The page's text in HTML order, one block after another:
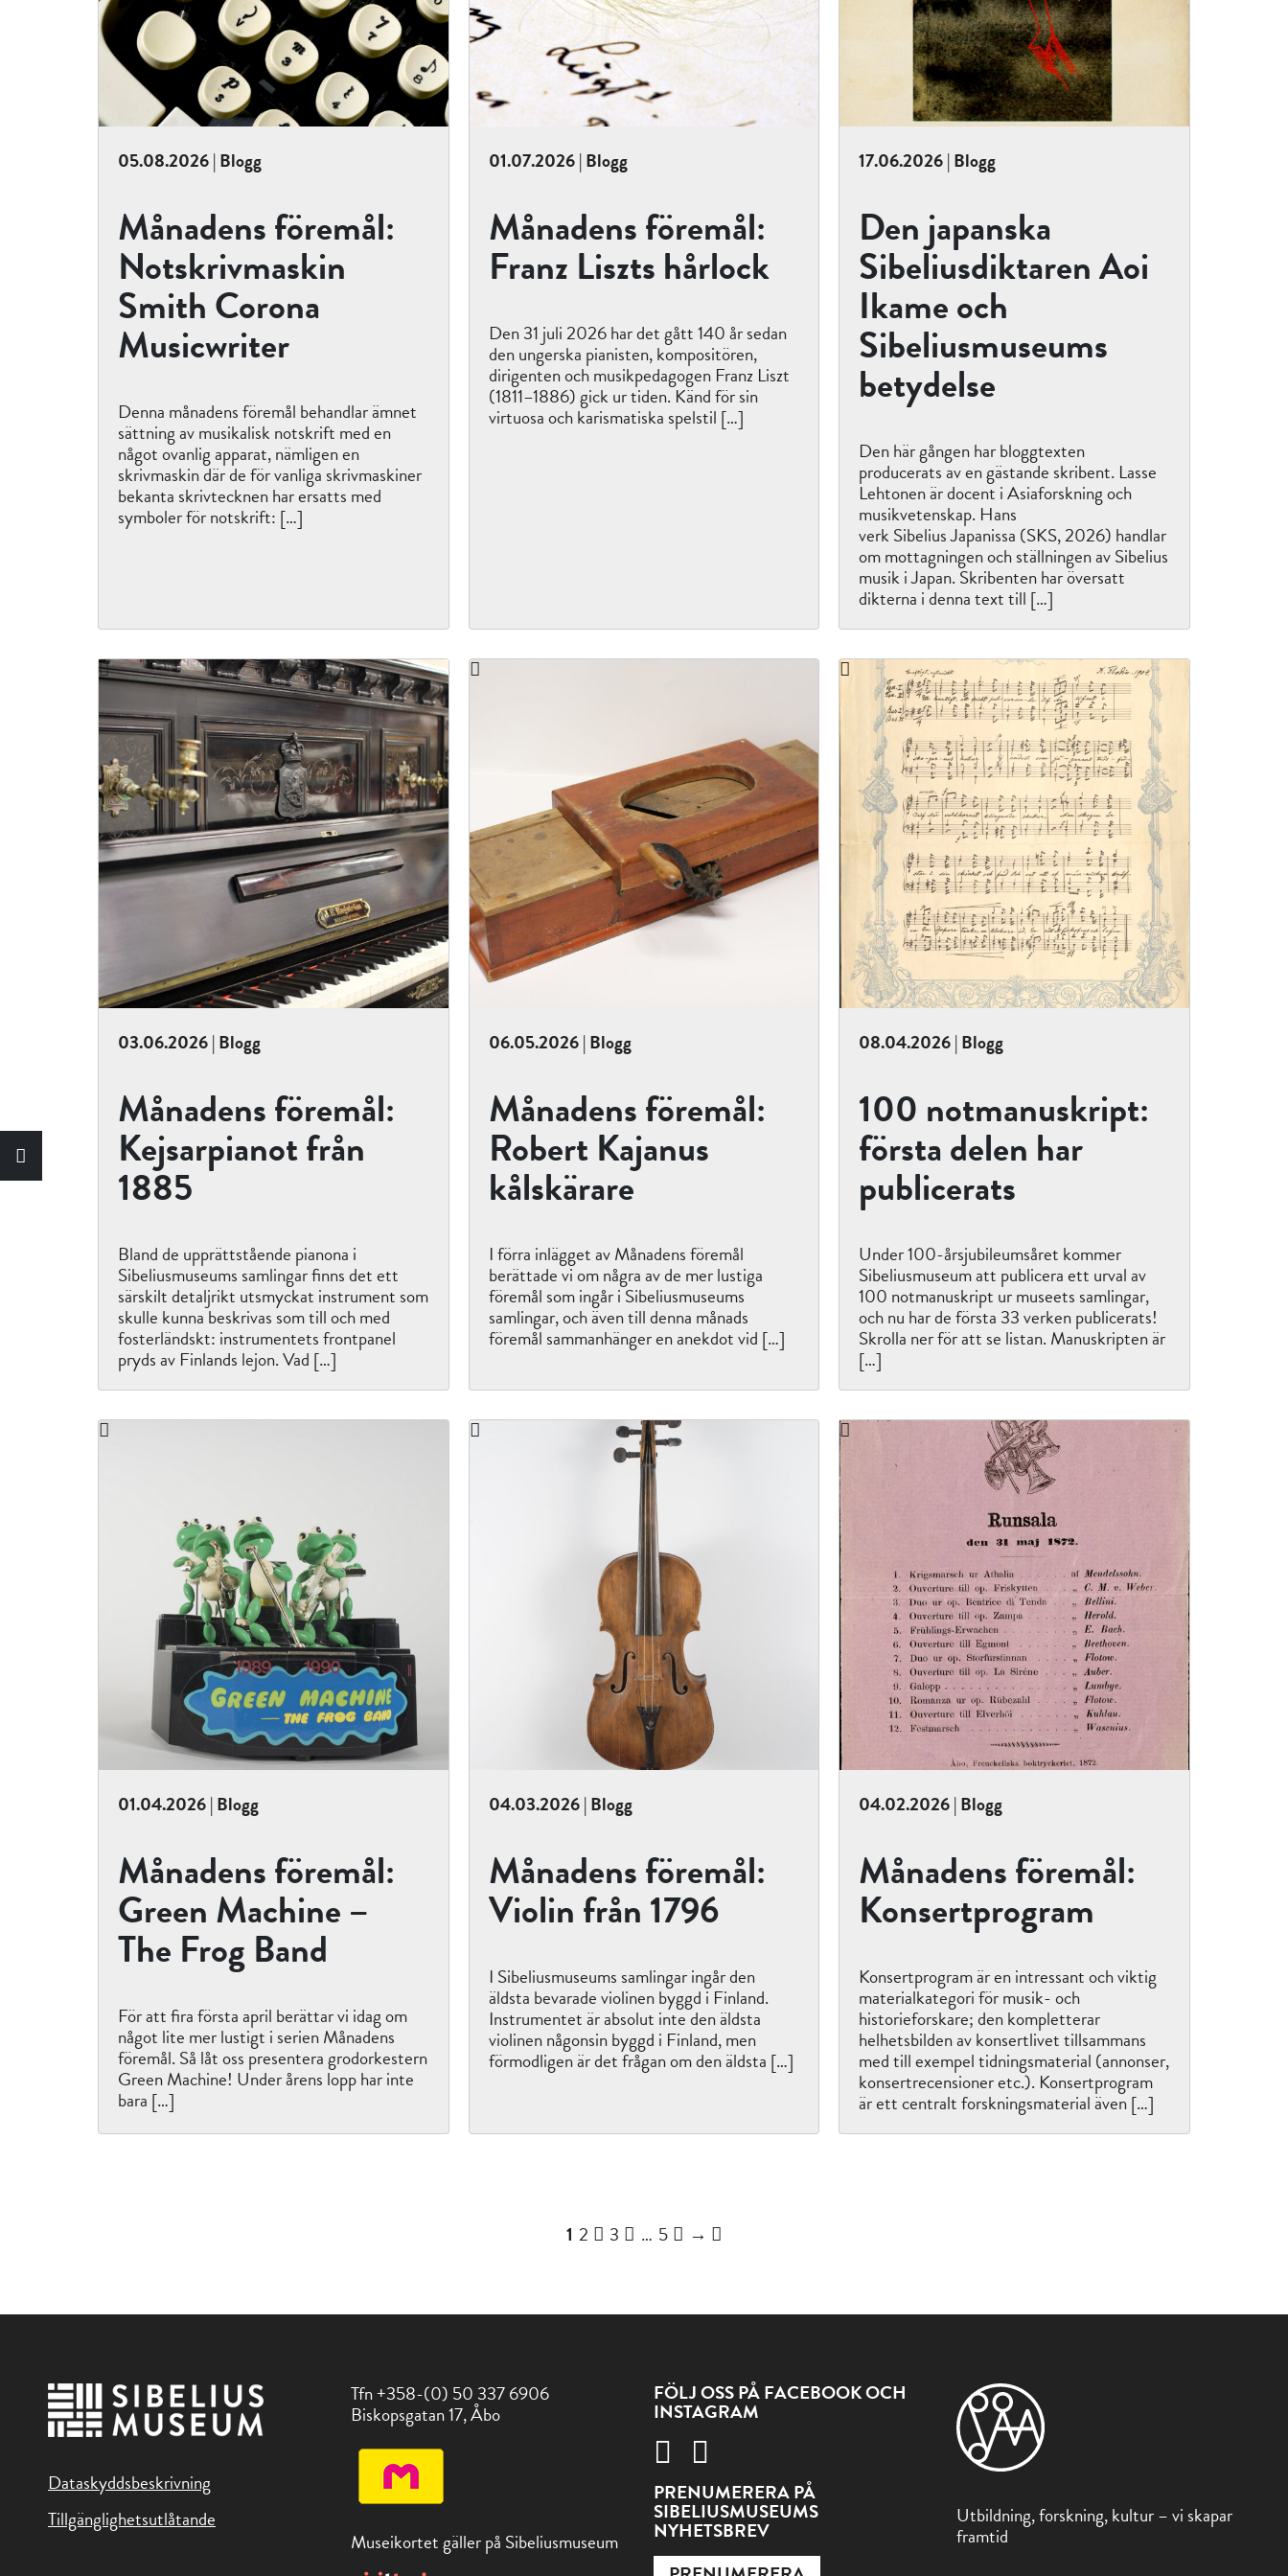
05.08.2026 | Blogg
Månadens föremål:
Notskrivmaskin
Smith Corona
Musicwriter
Denna månadens föremål behandlar ämnet
sättning av musikalisk notskrift med en
något ovanlig apparat, nämligen en
skrivmaskin där de för vanliga skrivmaskiner
bekanta skrivtecknen har ersatts med
symboler för notskrift: […]
01.07.2026 | Blogg
Månadens föremål:
Franz Liszts hårlock
Den 31 juli 2026 har det gått 140 år sedan
den ungerska pianisten, kompositören,
dirigenten och musikpedagogen Franz Liszt
(1811–1886) gick ur tiden. Känd för sin
virtuosa och karismatiska spelstil […]
17.06.2026 | Blogg
Den japanska
Sibeliusdiktaren Aoi
Ikame och
Sibeliusmuseums
betydelse
Den här gången har bloggtexten
producerats av en gästande skribent. Lasse
Lehtonen är docent i Asiaforskning och
musikvetenskap. Hans
verk Sibelius Japanissa (SKS, 2026) handlar
om mottagningen och ställningen av Sibelius
musik i Japan. Skribenten har översatt
dikterna i denna text till […]
03.06.2026 | Blogg
Månadens föremål:
Kejsarpianot från
1885
Bland de upprättstående pianona i
Sibeliusmuseums samlingar finns det ett
särskilt detaljrikt utsmyckat instrument som
skulle kunna beskrivas som till och med
fosterländskt: instrumentets frontpanel
pryds av Finlands lejon. Vad […]
06.05.2026 | Blogg
Månadens föremål:
Robert Kajanus
kålskärare
I förra inlägget av Månadens föremål
berättade vi om några av de mer lustiga
föremål som ingår i Sibeliusmuseums
samlingar, och även till denna månads
föremål sammanhänger en anekdot vid […]
08.04.2026 | Blogg
100 notmanuskript:
första delen har
publicerats
Under 100-årsjubileumsåret kommer
Sibeliusmuseum att publicera ett urval av
100 notmanuskript ur museets samlingar,
och nu har de första 33 verken publicerats!
Skrolla ner för att se listan. Manuskripten är
[…]
01.04.2026 | Blogg
Månadens föremål:
Green Machine –
The Frog Band
För att fira första april berättar vi idag om
något lite mer lustigt i serien Månadens
föremål. Så låt oss presentera grodorkestern
Green Machine! Under årens lopp har inte
bara […]
04.03.2026 | Blogg
Månadens föremål:
Violin från 1796
I Sibeliusmuseums samlingar ingår den
äldsta bevarade violinen byggd i Finland.
Instrumentet är absolut inte den äldsta
violinen någonsin byggd i Finland, men
förmodligen är det frågan om den äldsta […]
04.02.2026 | Blogg
Månadens föremål:
Konsertprogram
Konsertprogram är en intressant och viktig
materialkategori för musik- och
historieforskare; den kompletterar
helhetsbilden av konsertlivet tillsammans
med till exempel tidningsmaterial (annonser,
konsertrecensioner etc.). Konsertprogram
är ett centralt forskningsmaterial även […]
Sida
1 Sida
2 Sida
3 … Sida
5 → Nästa
Dataskyddsbeskrivning
Tillgänglighetsutlåtande
Tfn +358-(0) 50 337 6906
Biskopsgatan 17, Åbo
Museikortet gäller på Sibeliusmuseum
FÖLJ OSS PÅ FACEBOOK OCH
INSTAGRAM
PRENUMERERA PÅ
SIBELIUSMUSEUMS
NYHETSBREV
Utbildning, forskning, kultur – vi skapar
framtid